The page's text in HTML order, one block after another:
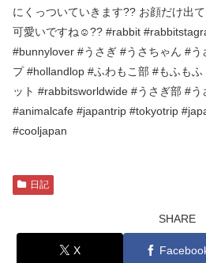
にくっついていきます?? お顔だけ出
可愛いですね☺️?? #rabbit
#bunnylover #うさぎ #うさちゃん #う
プ #hollandlop #ふわもこ部 #もふも
ット #rabbitsworldwide #うさぎ部 #う
#animalcafe #japantrip #tokyotrip
#cooljapan
日記
SHARE
X